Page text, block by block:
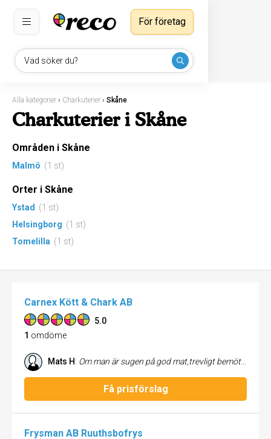
Vad söker du?
För företag
Alla kategorier › Charkuterier › Skåne
Charkuterier i Skåne
Områden i Skåne
Malmö (1 st)
Orter i Skåne
Ystad
(1 st)
Helsingborg (1 st)
Tomelilla (1 st)
Carnex Kött & Chark AB
5.0
1 omdöme
Mats H: Om man är sugen på god mat,trevligt bemötande och bra service skall man handla här!!!Spännande korvar med olika smaker från hela världen!!
Få prisförslag
Frysman AB Ruuthsbofrys